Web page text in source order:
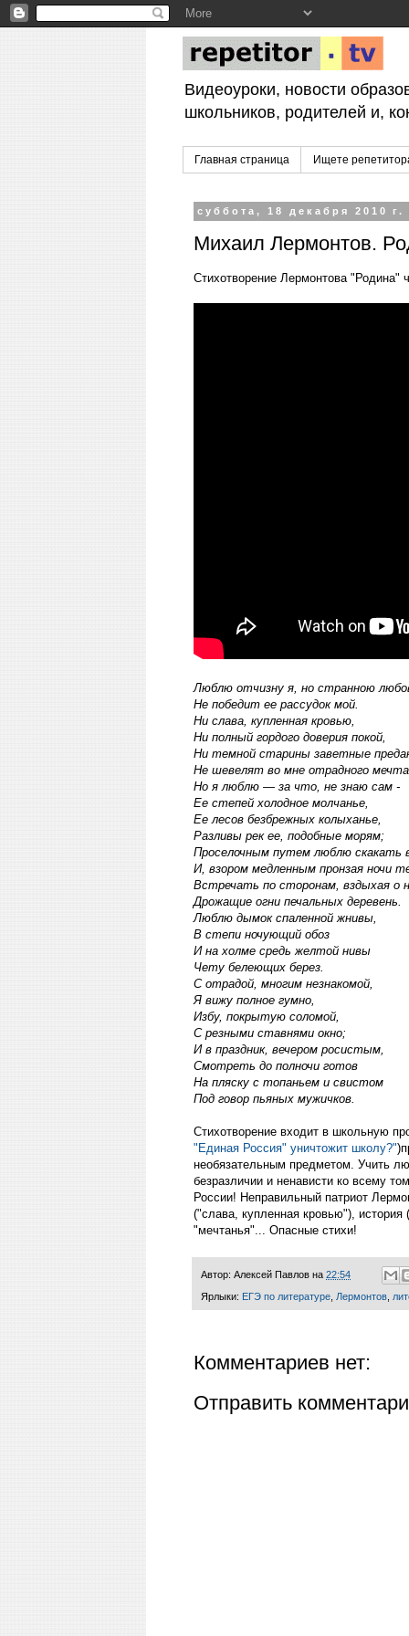
Видеоуроки, новости
школьников, родителей и,
Главная страница Ищете
суббота, 18 декабря 2010 г.
Михаил Лермонтов.
Стихотворение Лермонтова "Родина"
Люблю отчизну я, но странною
Не победит ее рассудок мой.
Ни слава, купленная кровью,
Ни полный гордого доверия покой,
Ни темной старины заветные
Не шевелят во мне отрадного
Но я люблю — за что, не знаю сам -
Ее степей холодное молчанье,
Ее лесов безбрежных колыханье,
Разливы рек ее, подобные морям;
Проселочным путем люблю скакать
И, взором медленным пронзая ночи
Встречать по сторонам, вздыхая о
Дрожащие огни печальных деревень.
Люблю дымок спаленной жнивы,
В степи ночующий обоз
И на холме средь желтой нивы
Чету белеющих берез.
С отрадой, многим незнакомой,
Я вижу полное гумно,
Избу, покрытую соломой,
С резными ставнями окно;
И в праздник, вечером росистым,
Смотреть до полночи готов
На пляску с топаньем и свистом
Под говор пьяных мужичков.
Стихотворение входит в школьную
"Единая Россия" уничтожит школу?"
необязательным предметом. Учить
безразличии и ненависти ко всему
России! Неправильный патриот
("слава, купленная кровью"),
"мечтанья"... Опасные стихи!
Автор: Алексей Павлов на 22:54
Ярлыки: ЕГЭ по литературе, Лермонтов,
Комментариев нет:
Отправить